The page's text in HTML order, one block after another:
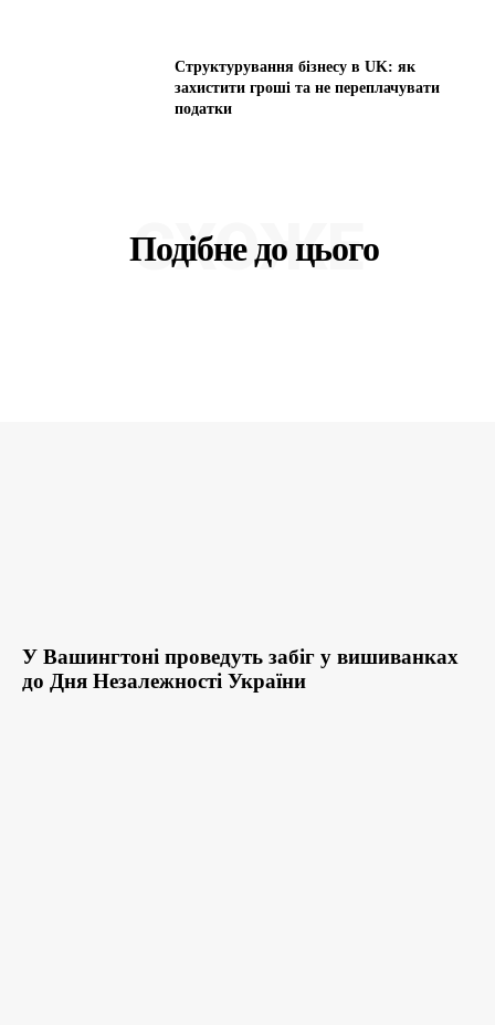
Структурування бізнесу в UK: як
захистити гроші та не переплачувати
податки
Подібне до цього
СХОЖЕ
У Вашингтоні проведуть забіг у вишиванках
до Дня Незалежності України